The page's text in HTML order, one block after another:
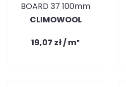
BOARD 37 100mm
CLIMOWOOL
19,07 zł / m²